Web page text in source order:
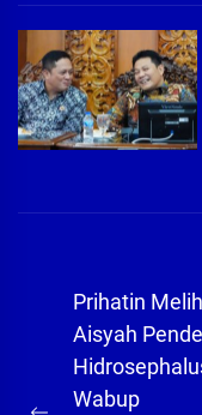
Navigasi
pos
Prihatin
Aisyah
Wabup